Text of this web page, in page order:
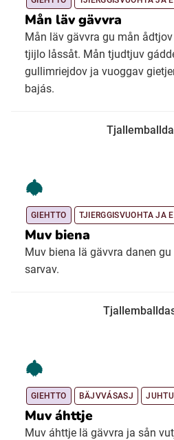
Mån läv gävvra
Mån läv gävvra gu mån
tjijlo låssåt. Mån tjudtjuv
gullimriejdov ja vuoggav
bajás.
GIEHTTO TJIERGGISVUOHTA JA
Muv biena
Muv biena lä gävvra danen
sarvav.
GIEHTTO BÄJVVÁSASJ
Muv áhttje
Muv áhttje lä gävvra ja sån